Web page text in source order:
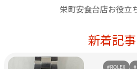
栄町安食台店お役立
新着記事
#ROLEX